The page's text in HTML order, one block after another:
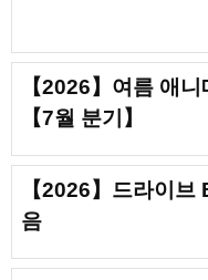
【2026】여름 애
【7월 분기】
【2026】드라이
음